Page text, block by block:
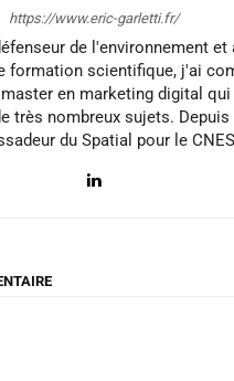
https://www.eric-garletti.fr/
de l'environnement et
formation scientifique, j'ai
en marketing digital
très nombreux sujets. Depuis
du Spatial pour le CNES